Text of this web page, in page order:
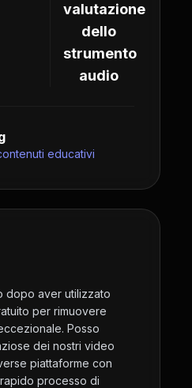
valutazione
dello
strumento
audio
educativi
dopo aver utilizzato
per rimuovere
Posso
dei nostri video
piattaforme con
processo di